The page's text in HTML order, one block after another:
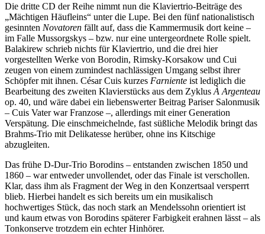
Die dritte CD der Reihe nimmt nun die Klaviertrio-Beiträge des
„Mächtigen Häufleins“ unter die Lupe. Bei den fünf nationalistisch
gesinnten Novatoren fällt auf, dass die Kammermusik dort keine –
im Falle Mussorgskys – bzw. nur eine untergeordnete Rolle spielt.
Balakirew schrieb nichts für Klaviertrio, und die drei hier
vorgestellten Werke von Borodin, Rimsky-Korsakow und Cui
zeugen von einem zumindest nachlässigen Umgang selbst ihrer
Schöpfer mit ihnen. César Cuis kurzes Farniente ist lediglich die
Bearbeitung des zweiten Klavierstücks aus dem Zyklus À Argenteau
op. 40, und wäre dabei ein liebenswerter Beitrag Pariser Salonmusik
– Cuis Vater war Franzose –, allerdings mit einer Generation
Verspätung. Die einschmeichelnde, fast süßliche Melodik bringt das
Brahms-Trio mit Delikatesse herüber, ohne ins Kitschige
abzugleiten.
Das frühe D-Dur-Trio Borodins – entstanden zwischen 1850 und
1860 – war entweder unvollendet, oder das Finale ist verschollen.
Klar, dass ihm als Fragment der Weg in den Konzertsaal versperrt
blieb. Hierbei handelt es sich bereits um ein musikalisch
hochwertiges Stück, das noch stark an Mendelssohn orientiert ist
und kaum etwas von Borodins späterer Farbigkeit erahnen lässt – als
Tonkonserve trotzdem ein echter Hinhörer.